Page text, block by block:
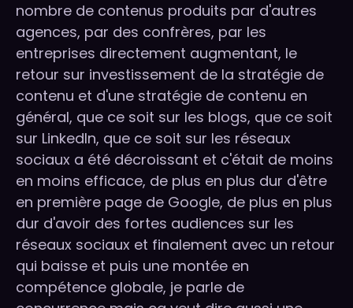
nombre de contenus produits par d'autres
agences, par des confrères, par les
entreprises directement augmentant, le
retour sur investissement de la stratégie de
contenu et d'une stratégie de contenu en
général, que ce soit sur les blogs, que ce soit
sur LinkedIn, que ce soit sur les réseaux
sociaux a été décroissant et c'était de moins
en moins efficace, de plus en plus dur d'être
en première page de Google, de plus en plus
dur d'avoir des fortes audiences sur les
réseaux sociaux et finalement avec un retour
qui baisse et puis une montée en
compétence globale, je parle de